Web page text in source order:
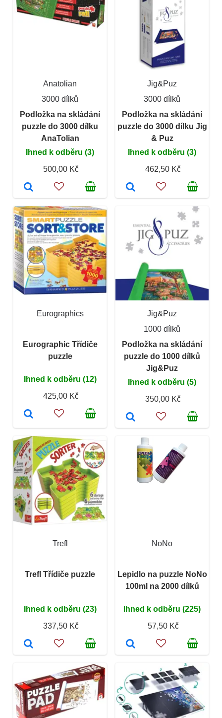
Anatolian
3000 dílků
Podložka na skládání
puzzle do 3000 dílku
AnaTolian
Ihned k odběru (3)
500,00 Kč
Jig&Puz
3000 dílků
Podložka na skládání
puzzle do 3000 dílku Jig
& Puz
Ihned k odběru (3)
462,50 Kč
Eurographics
Eurographic Třídiče
puzzle
Ihned k odběru (12)
425,00 Kč
Jig&Puz
1000 dílků
Podložka na skládání
puzzle do 1000 dílků
Jig&Puz
Ihned k odběru (5)
350,00 Kč
Trefl
Trefl Třídiče puzzle
Ihned k odběru (23)
337,50 Kč
NoNo
Lepidlo na puzzle NoNo
100ml na 2000 dílků
Ihned k odběru (225)
57,50 Kč